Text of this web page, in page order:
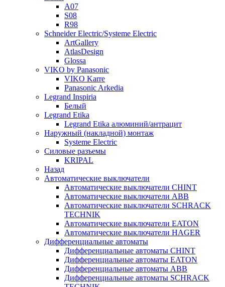
A07
S08
R98
Schneider Electric/Systeme Electric
ArtGallery
AtlasDesign
Glossa
VIKO by Panasonic
VIKO Karre
Panasonic Arkedia
Legrand Inspiria
Белый
Legrand Etika
Legrand Etika алюминий/антрацит
Наружный (накладной) монтаж
Systeme Electric
Силовые разъемы
KRIPAL
Назад
Автоматические выключатели
Автоматические выключатели CHINT
Автоматические выключатели ABB
Автоматические выключатели SCHRACK
TECHNIK
Автоматические выключатели EATON
Автоматические выключатели HAGER
Дифференциальные автоматы
Дифференциальные автоматы CHINT
Дифференциальные автоматы EATON
Дифференциальные автоматы ABB
Дифференциальные автоматы SCHRACK